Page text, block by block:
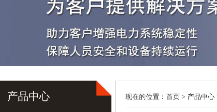
产品中心 现在的位置： 首页 > 产品中